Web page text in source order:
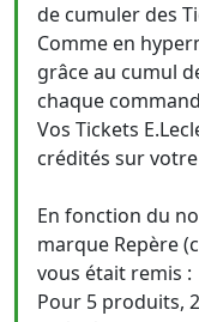
de cumuler des
Comme en
grâce au cumul
chaque
Vos Tickets
crédités sur
En fonction du
marque Repère
vous était remis :
Pour 5 produits,